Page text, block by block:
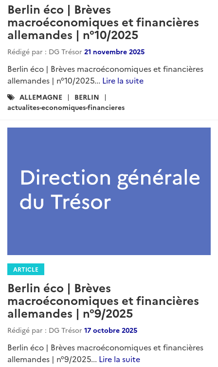
Berlin éco | Brèves
macroéconomiques et financières
allemandes | n°10/2025
Rédigé par : DG Trésor 21 novembre 2025
Berlin éco | Brèves macroéconomiques et financières
allemandes | n°10/2025... Lire la suite
Catégories
:
ALLEMAGNE
BERLIN
actualites-economiques-financieres
ARTICLE
Berlin éco | Brèves
macroéconomiques et financières
allemandes | n°9/2025
Rédigé par : DG Trésor 17 octobre 2025
Berlin éco | Brèves macroéconomiques et financières
allemandes | n°9/2025... Lire la suite